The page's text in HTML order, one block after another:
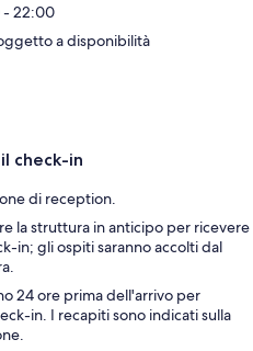
- 22:00
a disponibilità
check-in
di reception.
la struttura in anticipo per ricevere
in; gli ospiti saranno accolti dal
24 ore prima dell'arrivo per
in. I recapiti sono indicati sulla